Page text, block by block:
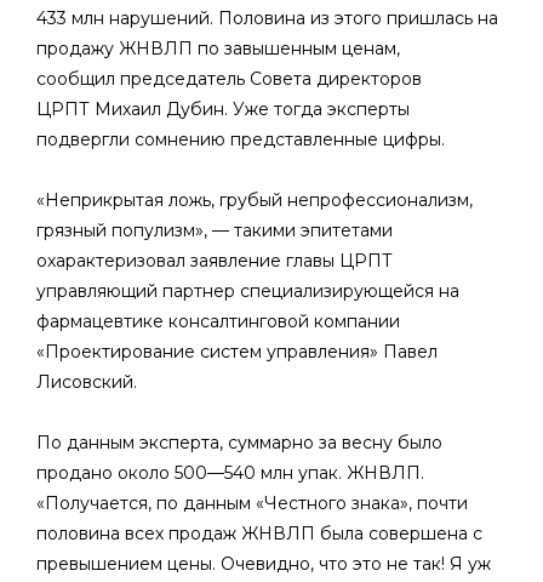
433 млн нарушений. Половина из этого пришлась на
продажу ЖНВЛП по завышенным ценам,
сообщил председатель Совета директоров
ЦРПТ Михаил Дубин. Уже тогда эксперты
подвергли сомнению представленные цифры.
«Неприкрытая ложь, грубый непрофессионализм,
грязный популизм», — такими эпитетами
охарактеризовал заявление главы ЦРПТ
управляющий партнер специализирующейся на
фармацевтике консалтинговой компании
«Проектирование систем управления» Павел
Лисовский.
По данным эксперта, суммарно за весну было
продано около 500—540 млн упак. ЖНВЛП.
«Получается, по данным «Честного знака», почти
половина всех продаж ЖНВЛП была совершена с
превышением цены. Очевидно, что это не так! Я уж